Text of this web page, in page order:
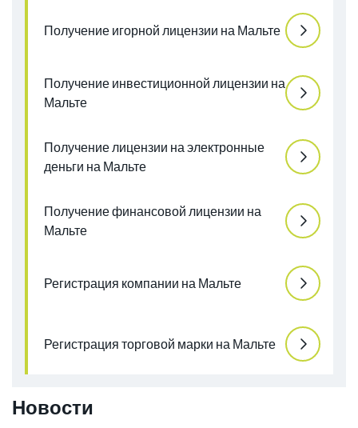
Получение игорной лицензии на Мальте
Получение инвестиционной лицензии на
Мальте
Получение лицензии на электронные
деньги на Мальте
Получение финансовой лицензии на
Мальте
Регистрация компании на Мальте
Регистрация торговой марки на Мальте
Новости